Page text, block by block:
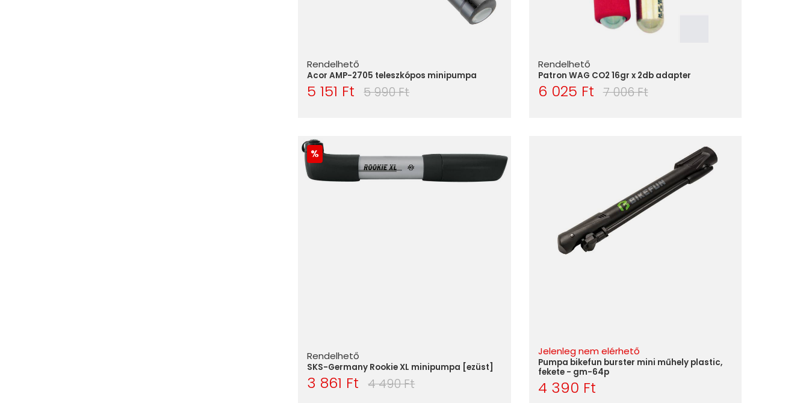
Rendelhető
Acor AMP-2705 teleszkópos minipumpa
5 151 Ft 5 990 Ft
Rendelhető
Patron WAG CO2 16gr x 2db adapter
6 025 Ft 7 006 Ft
Rendelhető
SKS-Germany Rookie XL minipumpa [ezüst]
3 861 Ft 4 490 Ft
Jelenleg nem elérhető
Pumpa bikefun burster mini műhely plastic,
fekete - gm-64p
4 390 Ft